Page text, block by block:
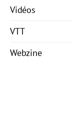
Vidéos
VTT
Webzine